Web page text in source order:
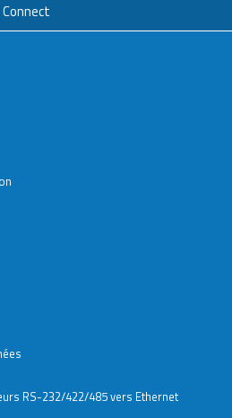
RS-232/422/485 vers Ethernet